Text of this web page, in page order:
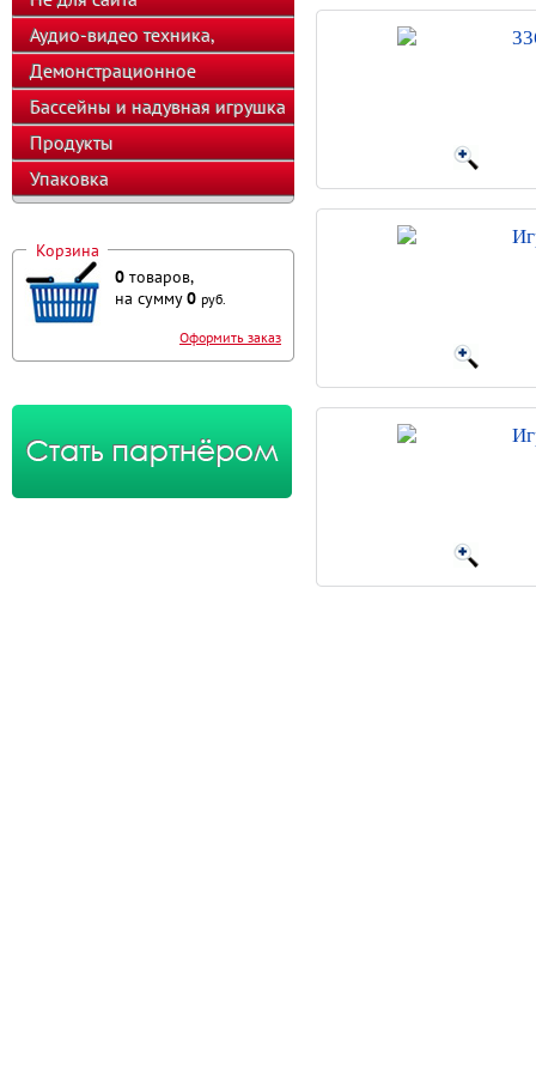
Аудио-видео техника,
телефоны, калькуляторы
Демонстрационное
оборудование
Бассейны и надувная игрушка
Продукты
Упаковка
Корзина
0 товаров,
на сумму0 руб.
Оформить заказ